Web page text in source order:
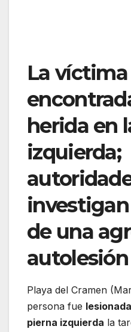
La
herida en
izquierda;
de una
autolesión
Playa del Cramen
persona fue
pierna izquierda la